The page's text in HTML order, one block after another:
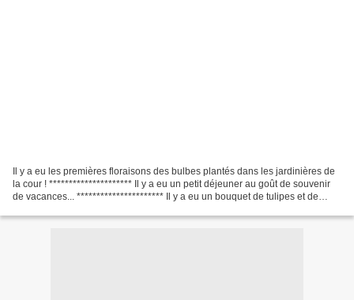
Il y a eu les premières floraisons des bulbes plantés dans les jardinières de
la cour ! ********************* Il y a eu un petit déjeuner au goût de souvenir
de vacances... ********************** Il y a eu un bouquet de tulipes et de